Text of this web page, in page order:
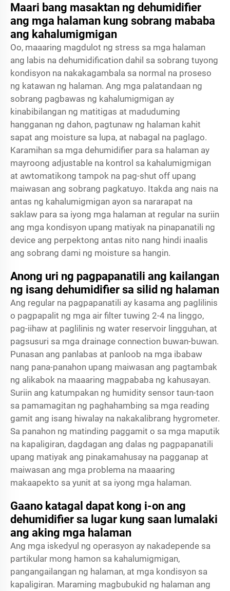
Maari bang masaktan ng dehumidifier
ang mga halaman kung sobrang mababa
ang kahalumigmigan
Oo, maaaring magdulot ng stress sa mga halaman
ang labis na dehumidification dahil sa sobrang tuyong
kondisyon na nakakagambala sa normal na proseso
ng katawan ng halaman. Ang mga palatandaan ng
sobrang pagbawas ng kahalumigmigan ay
kinabibilangan ng matitigas at maduduming
hangganan ng dahon, pagtunaw ng halaman kahit
sapat ang moisture sa lupa, at nabagal na paglago.
Karamihan sa mga dehumidifier para sa halaman ay
mayroong adjustable na kontrol sa kahalumigmigan
at awtomatikong tampok na pag-shut off upang
maiwasan ang sobrang pagkatuyo. Itakda ang nais na
antas ng kahalumigmigan ayon sa nararapat na
saklaw para sa iyong mga halaman at regular na suriin
ang mga kondisyon upang matiyak na pinapanatili ng
device ang perpektong antas nito nang hindi inaalis
ang sobrang dami ng moisture sa hangin.
Anong uri ng pagpapanatili ang kailangan
ng isang dehumidifier sa silid ng halaman
Ang regular na pagpapanatili ay kasama ang paglilinis
o pagpapalit ng mga air filter tuwing 2-4 na linggo,
pag-iihaw at paglilinis ng water reservoir lingguhan, at
pagsusuri sa mga drainage connection buwan-buwan.
Punasan ang panlabas at panloob na mga ibabaw
nang pana-panahon upang maiwasan ang pagtambak
ng alikabok na maaaring magpababa ng kahusayan.
Suriin ang katumpakan ng humidity sensor taun-taon
sa pamamagitan ng paghahambing sa mga reading
gamit ang isang hiwalay na nakakalibrang hygrometer.
Sa panahon ng matinding paggamit o sa mga maputik
na kapaligiran, dagdagan ang dalas ng pagpapanatili
upang matiyak ang pinakamahusay na pagganap at
maiwasan ang mga problema na maaaring
makaapekto sa yunit at sa iyong mga halaman.
Gaano katagal dapat kong i-on ang
dehumidifier sa lugar kung saan lumalaki
ang aking mga halaman
Ang mga iskedyul ng operasyon ay nakadepende sa
partikular mong hamon sa kahalumigmigan,
pangangailangan ng halaman, at mga kondisyon sa
kapaligiran. Maraming magbubukid ng halaman ang